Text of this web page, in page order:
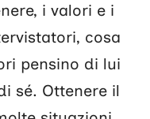
i valori e i
cosa
pensino di lui
sé. Ottenere il